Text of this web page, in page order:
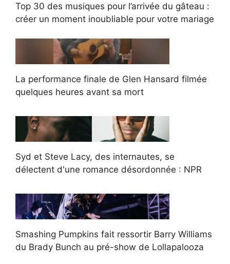
Top 30 des musiques pour l’arrivée du gâteau :
créer un moment inoubliable pour votre mariage
La performance finale de Glen Hansard filmée
quelques heures avant sa mort
Syd et Steve Lacy, des internautes, se
délectent d'une romance désordonnée : NPR
Smashing Pumpkins fait ressortir Barry Williams
du Brady Bunch au pré-show de Lollapalooza